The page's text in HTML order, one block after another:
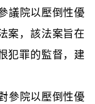
院以壓倒性優
案，該法案旨在
犯罪的監督，建
院以壓倒性優